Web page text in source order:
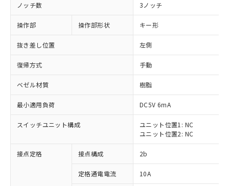
ノッチ数 3ノッチ
操作部 操作部形状 キー形
抜き差し位置 左側
復帰方式 手動
ベゼル材質 樹脂
最小適用負荷 DC5V 6mA
スイッチユニット構成
ユニット位置1: NC
ユニット位置2: NC
接点定格 接点構成 2b
定格通電電流 10A